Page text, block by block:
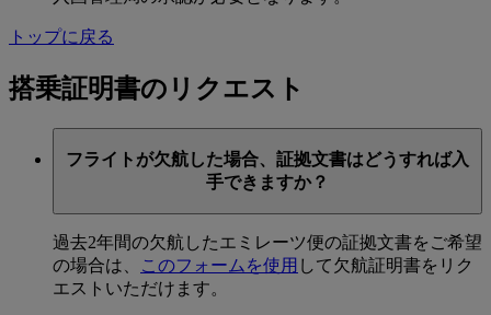
トップに戻る
搭乗証明書のリクエスト
フライトが欠航した場合、証拠文書はどうすれば入
手できますか？
過去2年間の欠航したエミレーツ便の証拠文書をご希望
の場合は、
このフォームを使用 して欠航証明書をリク
エストいただけます。